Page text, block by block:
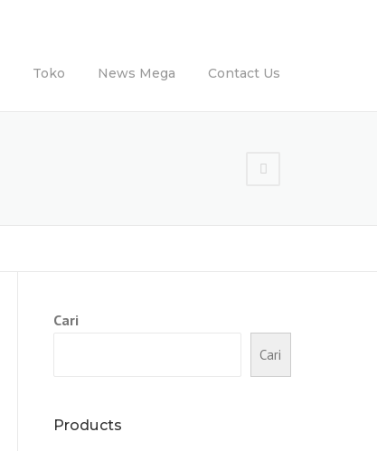
Toko News Mega Contact Us
Cari
Cari
Products